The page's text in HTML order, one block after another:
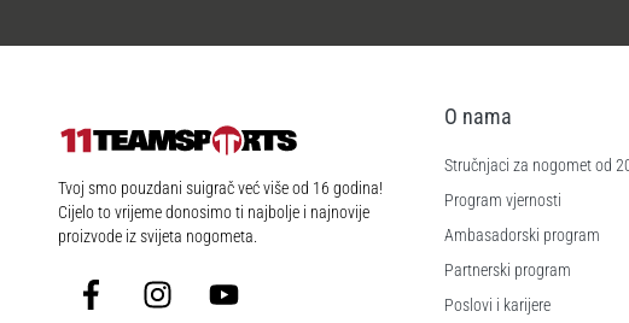
11teamsports.hr
Tvoj smo pouzdani suigrač već više od 16 godina!
Cijelo to vrijeme donosimo ti najbolje i najnovije
proizvode iz svijeta nogometa.
FacebookInstagramYouTube
O nama
Stručnjaci za nogomet od
Program vjernosti
Ambasadorski program
Partnerski program
Poslovi i karijere